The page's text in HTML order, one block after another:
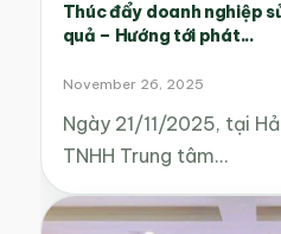
Thúc đẩy doanh nghiệp
quả – Hướng tới phát...
November 26, 2025
Ngày 21/11/2025, tại
TNHH Trung tâm…